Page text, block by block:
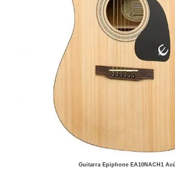
Guitarra Epiphone EA10NACH1